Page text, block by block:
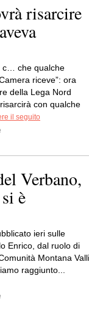
risarcire
c… che qualche
riceve”: ora
della Lega Nord
con qualche
il seguito
Verbano,
è
ieri sulle
Enrico, dal ruolo di
Montana Valli
raggiunto...